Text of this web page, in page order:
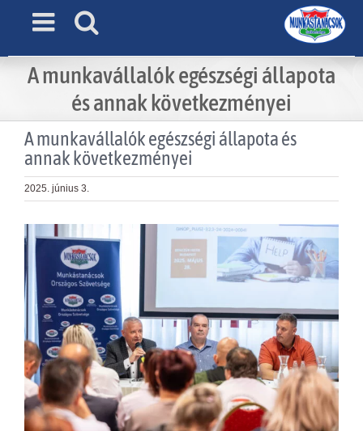
A munkavállalók egészségi állapota
és annak következményei
A munkavállalók egészségi állapota és
annak következményei
2025. június 3.
Larger
Image